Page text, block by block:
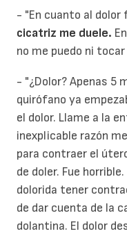
- "En cuanto al dolor
cicatriz me duele.
no me puedo ni
- "¿Dolor? Apenas 5
quirófano ya
el dolor. Llame a la
inexplicable razón
para contraer el
de doler. Fue
dolorida tener
de dar cuenta de la
dolantina. El dolor